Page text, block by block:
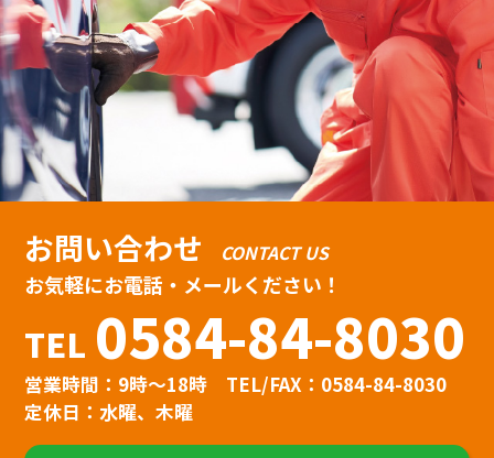
お問い合わせ CONTACT US
お気軽にお電話・メールください！
TEL 0584-84-8030
営業時間：9時〜18時
TEL/FAX：0584-84-8030
定休日：水曜、木曜